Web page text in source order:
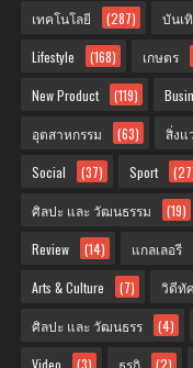
เทคโนโลยี (287) บันเ
Lifestyle (168) เกษตร
New Product (119)
อุตสาหกรรม (63) สิ่งแ
Social (37) Sport
ศิลปะ และ วัฒนธรรม (19)
Review (14) แกลเลอรี
Arts & Culture (7) วิดีทั
ศิลปะ และ วัฒนธรร (4)
Video (3) ธุรกิ (2)